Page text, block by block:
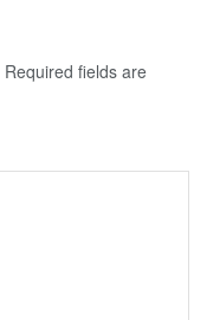
Required fields are